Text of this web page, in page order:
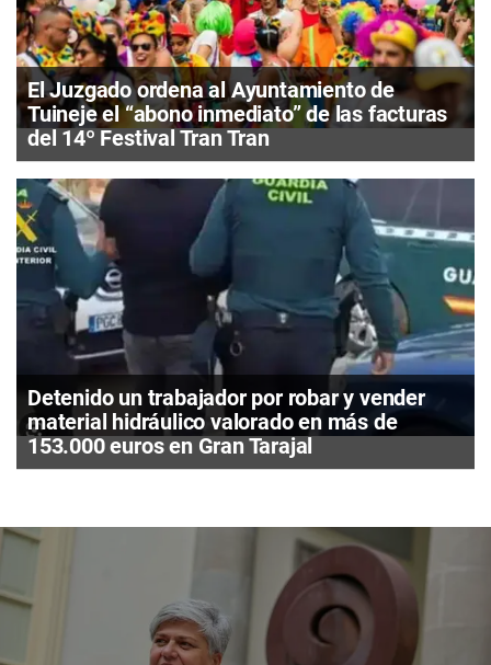
El Juzgado ordena al Ayuntamiento de
Tuineje el “abono inmediato” de las facturas
del 14º Festival Tran Tran
Detenido un trabajador por robar y vender
material hidráulico valorado en más de
153.000 euros en Gran Tarajal